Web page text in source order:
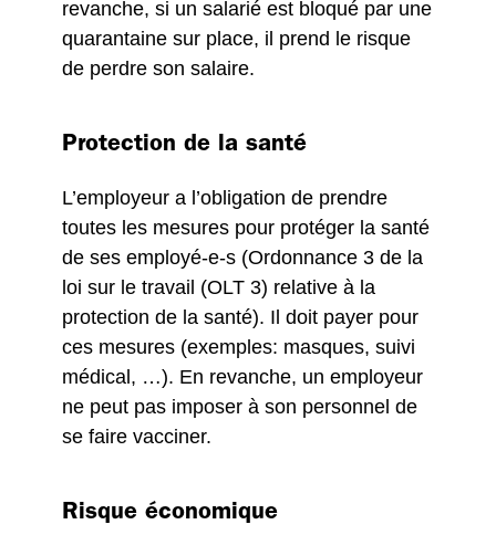
revanche, si un salarié est bloqué par une
quarantaine sur place, il prend le risque
de perdre son salaire.
Protection de la santé
L’employeur a l’obligation de prendre
toutes les mesures pour protéger la santé
de ses employé-e-s (Ordonnance 3 de la
loi sur le travail (OLT 3) relative à la
protection de la santé). Il doit payer pour
ces mesures (exemples: masques, suivi
médical, …). En revanche, un employeur
ne peut pas imposer à son personnel de
se faire vacciner.
Risque économique